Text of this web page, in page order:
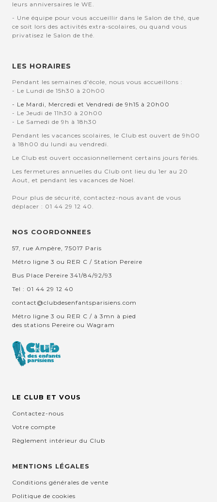
leurs anniversaires le WE.
- Une équipe pour vous accueillir dans le Salon de thé, que
ce soit lors des activités extra-scolaires, ou quand vous
privatisez le Salon de thé.
LES HORAIRES
Pendant les semaines d'école, nous vous accueillons :
- Le Lundi de 15h30 à 20h00
- Le Mardi, Mercredi et Vendredi de 9h15 à 20h00
- Le Jeudi de 11h30 à 20h00
- Le Samedi de 9h à 18h30
Pendant les vacances scolaires, le Club est ouvert de 9h00
à 18h00 du lundi au vendredi.
Le Club est ouvert occasionnellement certains jours fériés.
Les fermetures annuelles du Club ont lieu du 1er au 20
Aout, et pendant les vacances de Noel.
Pour plus de sécurité, contactez-nous avant de vous
déplacer : 01 44 29 12 40.
NOS COORDONNEES
57, rue Ampère, 75017 Paris
Métro ligne 3 ou RER C / Station Pereire
Bus Place Pereire 341/84/92/93
Tel : 01 44 29 12 40
contact@clubdesenfantsparisiens.com
Métro ligne 3 ou RER C / à 3mn à pied
des stations Pereire ou Wagram
LE CLUB ET VOUS
Contactez-nous
Votre compte
Règlement intérieur du Club
MENTIONS LÉGALES
Conditions générales de vente
Politique de cookies